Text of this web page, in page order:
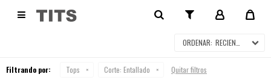

RECIENTES
Filtrando por: Tops Corte: Entallado Quitar filtros